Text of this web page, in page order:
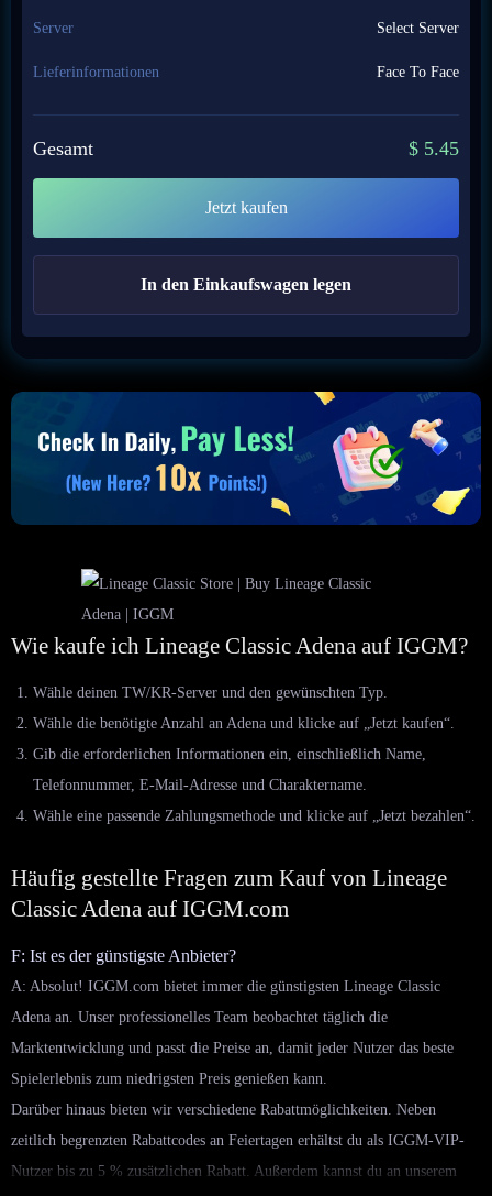
Server Select Server
Lieferinformationen Face To Face
Gesamt $ 5.45
Jetzt kaufen
In den Einkaufswagen legen
Wie kaufe ich Lineage Classic Adena auf IGGM?
Wähle deinen TW/KR-Server und den gewünschten Typ.
Wähle die benötigte Anzahl an Adena und klicke auf „Jetzt kaufen“.
Gib die erforderlichen Informationen ein, einschließlich Name,
Telefonnummer, E-Mail-Adresse und Charaktername.
Wähle eine passende Zahlungsmethode und klicke auf „Jetzt bezahlen“.
Häufig gestellte Fragen zum Kauf von Lineage
Classic Adena auf IGGM.com
F: Ist es der günstigste Anbieter?
A: Absolut! IGGM.com bietet immer die günstigsten Lineage Classic
Adena an. Unser professionelles Team beobachtet täglich die
Marktentwicklung und passt die Preise an, damit jeder Nutzer das beste
Spielerlebnis zum niedrigsten Preis genießen kann.
Darüber hinaus bieten wir verschiedene Rabattmöglichkeiten. Neben
zeitlich begrenzten Rabattcodes an Feiertagen erhältst du als IGGM-VIP-
Nutzer bis zu 5 % zusätzlichen Rabatt. Außerdem kannst du an unserem